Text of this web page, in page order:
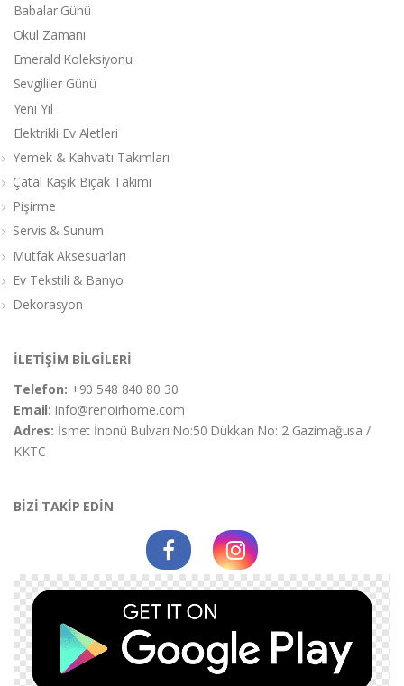
Babalar Günü
Okul Zamanı
Emerald Koleksiyonu
Sevgililer Günü
Yeni Yıl
Elektrikli Ev Aletleri
Yemek & Kahvaltı Takımları
Çatal Kaşık Bıçak Takımı
Pişirme
Servis & Sunum
Mutfak Aksesuarları
Ev Tekstili & Banyo
Dekorasyon
İLETİŞİM BİLGİLERİ
Telefon: +90 548 840 80 30
Email:info@renoirhome.com
Adres: İsmet İnonü Bulvarı No:50 Dükkan No: 2 Gazimağusa /
KKTC
BİZİ TAKİP EDİN